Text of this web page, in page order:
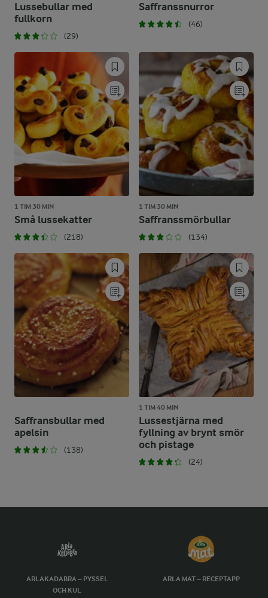
Lussebullar med
fullkorn
(29)
Saffranssnurror
(46)
1 TIM 30 MIN
Små lussekatter
(218)
1 TIM 30 MIN
Saffranssmörbullar
(134)
Saffransbullar med
apelsin
(138)
1 TIM 40 MIN
Lussestjärna med
fyllning av brynt smör
och pistage
(24)
ARLAKADABRA – PYSSEL
OCH KUL
ARLA MAT – RECEPTAPP